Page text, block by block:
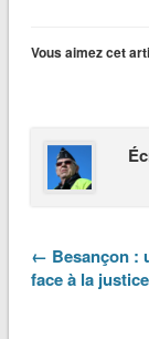
Vous aimez cet
← Besançon :
face à la